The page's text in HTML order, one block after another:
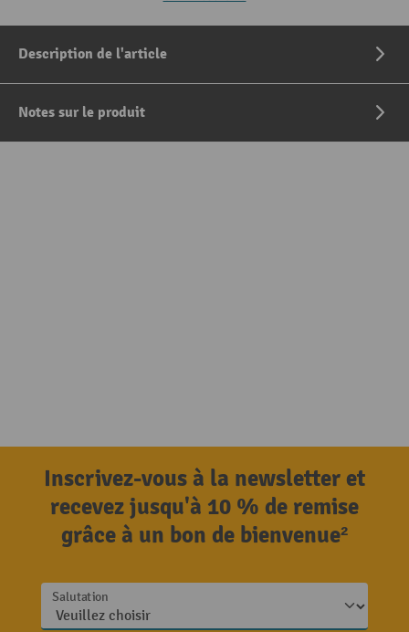
Description de l'article
Notes sur le produit
Inscrivez-vous à la newsletter et
recevez jusqu'à 10 % de remise
grâce à un bon de bienvenue²
Salutation